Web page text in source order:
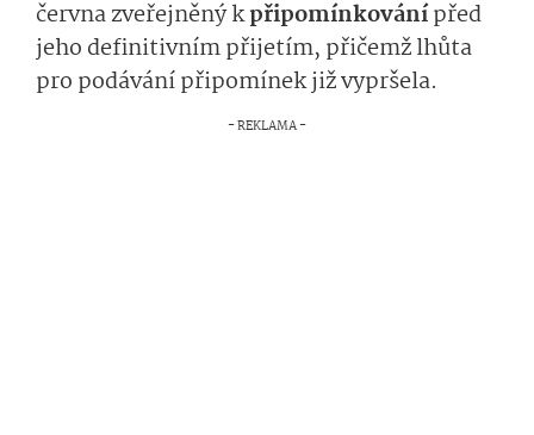
června zveřejněný kpřipomínkovánípřed
jeho definitivním přijetím, přičemž lhůta
pro podávání připomínek již vypršela.